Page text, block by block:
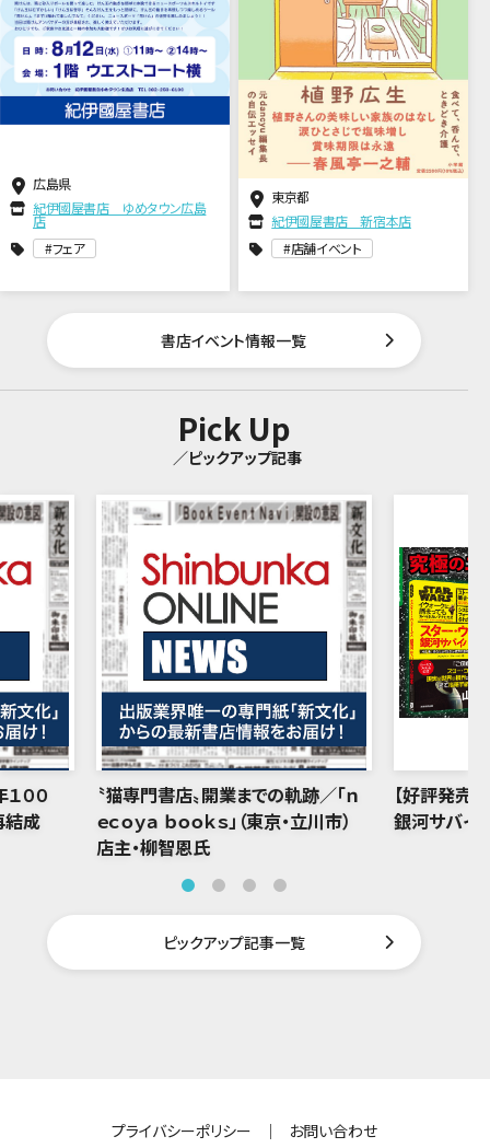
広島県
紀伊國屋書店 ゆめタウン広島
店
フェア
東京都
紀伊國屋書店 新宿本店
店舗イベント
書店イベント情報一覧
Pick Up
／ピックアップ記事
００
結成
〝猫専門書店〟開業までの軌跡／「ｎ
ｅｃｏｙａ ｂｏｏｋｓ」（東京・立川市）
店主・柳智恩氏
【好評発売中
銀河サバイ
ピックアップ記事一覧
プライバシーポリシー ｜ お問い合わせ